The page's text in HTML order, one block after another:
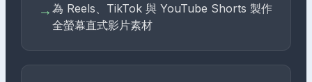
→為 Reels、TikTok 與 YouTube Shorts 製作
全螢幕直式影片素材